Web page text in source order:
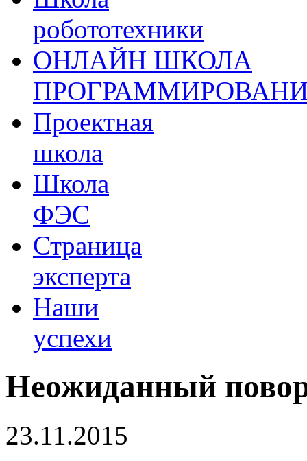
робототехники
ОНЛАЙН ШКОЛА
Проектная
школа
Школа
ФЭС
Страница
эксперта
Наши
успехи
Неожиданный
23.11.2015